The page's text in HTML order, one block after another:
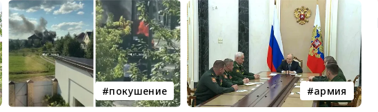
покушение армия